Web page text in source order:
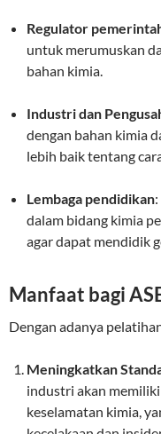
Regulator
untuk merumuskan
bahan kimia.
Industri dan
dengan bahan kimia
lebih baik tentang
Lembaga pendidikan
dalam bidang kimia
agar dapat mendidik
Manfaat bagi
Dengan adanya
Meningkatkan
industri akan
keselamatan kimia,